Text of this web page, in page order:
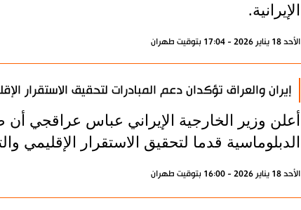
الإيرانية.
الأحد 18 يناير 2026 - 17:04 بتوقيت طهران
إيران والعراق تؤكدان دعم المبادرات لتحقيق الاستقرار
أعلن وزير الخارجية الإيراني عباس عراقجي أن
الدبلوماسية قدما لتحقيق الاستقرار الإقليمي
الأحد 18 يناير 2026 - 16:00 بتوقيت طهران